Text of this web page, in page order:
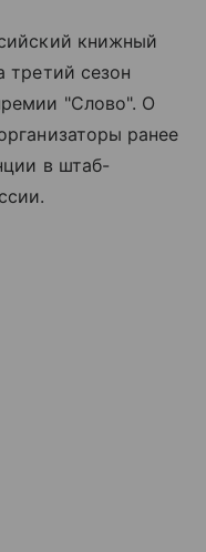
книжный
третий сезон
"Слово". О
ранее
в штаб-